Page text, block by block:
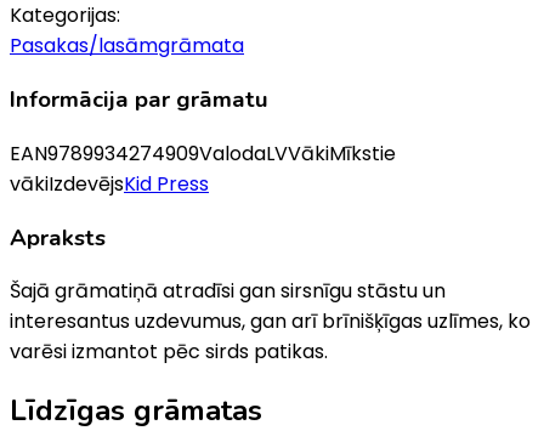
Kategorijas:
Pasakas/lasāmgrāmata
Informācija par grāmatu
EAN9789934274909ValodaLVVākiMīkstie
vākiIzdevējsKid Press
Apraksts
Šajā grāmatiņā atradīsi gan sirsnīgu stāstu un
interesantus uzdevumus, gan arī brīnišķīgas uzlīmes, ko
varēsi izmantot pēc sirds patikas.
Līdzīgas grāmatas